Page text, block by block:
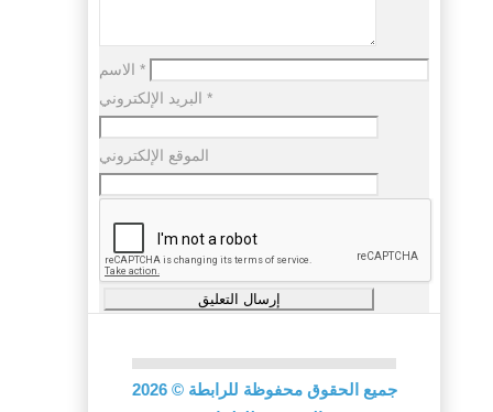
*
*
الموقع الإلكتروني
2026 © جميع الحقوق محفوظة للرابطة